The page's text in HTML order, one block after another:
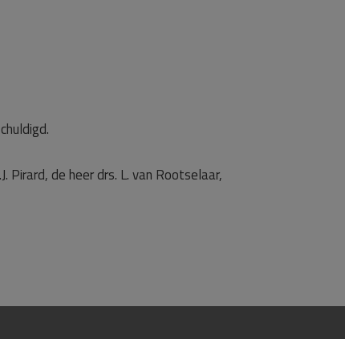
Pirard, de heer drs. L. van Rootselaar,